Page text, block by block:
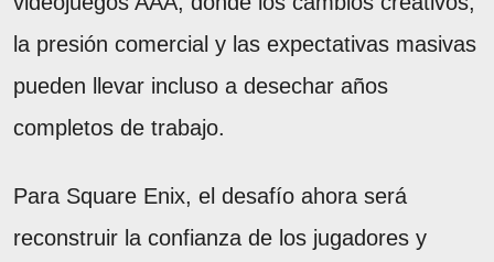
la presión comercial y las expectativas masivas
pueden llevar incluso a desechar años
completos de trabajo.
Para Square Enix, el desafío ahora será
reconstruir la confianza de los jugadores y